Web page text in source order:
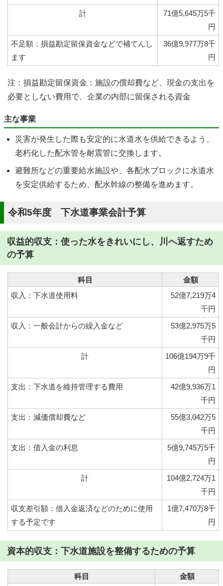
計
71億5,645万5千
円
不足額：損益勘定留保資金などで補てんし
ます
36億9,977万8千
円
注：損益勘定留保資金：施設の償却費など、現金の支出を
必要としない費用で、企業の内部に留保される資金
主な事業
災害が発生した際も安定的に水道水を供給できるよう、
老朽化した配水管を耐震管に交換します。
避難所などの重要給水施設や、各配水ブロックに水道水
を安定供給するため、配水幹線の整備を進めます。
令和5年度 下水道事業会計予算
収益的収支：使った水をきれいにし、川へ返すため
の予算
科目
金額
収入：下水道使用料
52億7,219万4
千円
収入：一般会計からの繰入金など
53億2,975万5
千円
計
106億194万9千
円
支出：下水道を維持管理する費用
42億9,936万1
千円
支出：減価償却費など
55億3,042万5
千円
支出：借入金の利息
5億9,745万5千
円
計
104億2,724万1
千円
収支差引額：借入金返済などのために使用
する予定です
1億7,470万8千
円
資本的収支：下水道施設を整備するための予算
科目 金額